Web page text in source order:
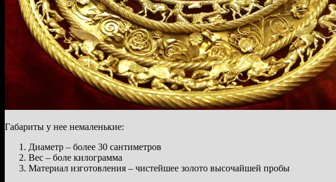
Габариты у нее немаленькие:
Диаметр – более 30 сантиметров
Вес – боле килограмма
Материал изготовления – чистейшее золото высочайшей пробы